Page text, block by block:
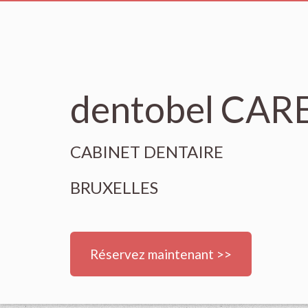
dentobel
CABINET DENTAIRE
BRUXELLES
Réservez maintenant >>